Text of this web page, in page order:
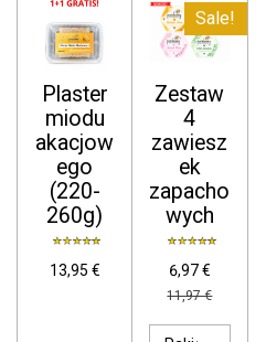
Plaster
miodu
akacjow
ego
(220-
260g)
13,95 €
Sale!
Zestaw
4
zawiesz
ek
zapacho
wych
6,97 €
11,97 €